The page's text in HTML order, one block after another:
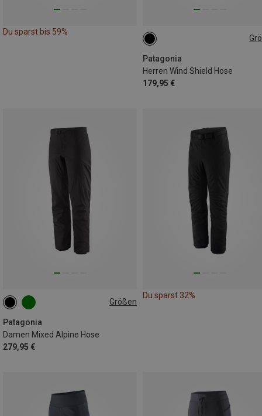
Du sparst bis 59%
Patagonia
Herren Wind Shield Hose
179,95 €
S
Größen
Patagonia
Damen Mixed Alpine Hose
279,95 €
XS S
Du sparst 32%